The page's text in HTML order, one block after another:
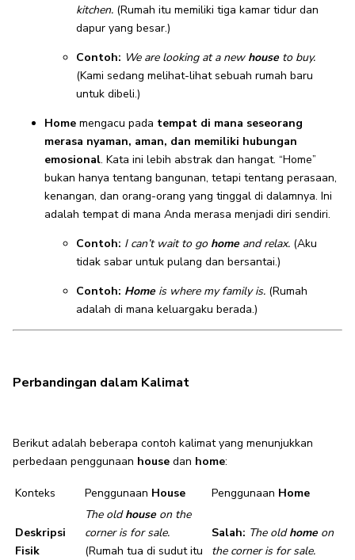
kitchen.(Rumah itu memiliki tiga kamar tidur dan
dapur yang besar.)
Contoh: We are looking at a new houseto buy.
(Kami sedang melihat-lihat sebuah rumah baru
untuk dibeli.)
Homemengacu pada tempat di mana seseorang
merasa nyaman, aman, dan memiliki hubungan
emosional. Kata ini lebih abstrak dan hangat. “Home”
bukan hanya tentang bangunan, tetapi tentang perasaan,
kenangan, dan orang-orang yang tinggal di dalamnya. Ini
adalah tempat di mana Anda merasa menjadi diri sendiri.
Contoh: I can’t wait to go homeand relax.(Aku
tidak sabar untuk pulang dan bersantai.)
Contoh: Homeis where my family is.(Rumah
adalah di mana keluargaku berada.)
Perbandingan dalam Kalimat
Berikut adalah beberapa contoh kalimat yang menunjukkan
perbedaan penggunaan housedan home:
Konteks Penggunaan House Penggunaan Home
Deskripsi
Fisik
The oldhouseon the
corner is for sale.
(Rumah tua di sudut itu
Salah: The oldhomeon
the corner is for sale.